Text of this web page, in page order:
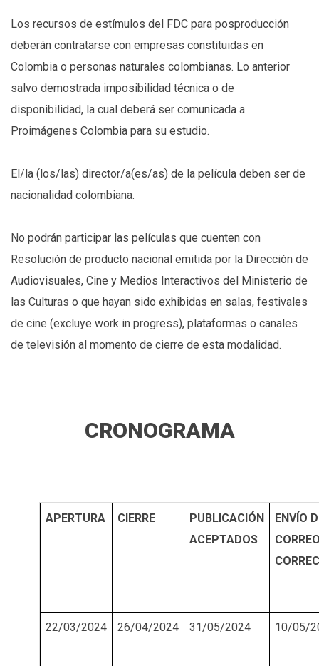
Los recursos de estímulos del FDC para posproducción
deberán contratarse con empresas constituidas en
Colombia o personas naturales colombianas. Lo anterior
salvo demostrada imposibilidad técnica o de
disponibilidad, la cual deberá ser comunicada a
Proimágenes Colombia para su estudio.
El/la (los/las) director/a(es/as) de la película deben ser de
nacionalidad colombiana.
No podrán participar las películas que cuenten con
Resolución de producto nacional emitida por la Dirección de
Audiovisuales, Cine y Medios Interactivos del Ministerio de
las Culturas o que hayan sido exhibidas en salas, festivales
de cine (excluye work in progress), plataformas o canales
de televisión al momento de cierre de esta modalidad.
CRONOGRAMA
APERTURA CIERRE
PUBLICACIÓN
ACEPTADOS
ENVÍO
22/03/2024 26/04/2024 31/05/2024 10/05/